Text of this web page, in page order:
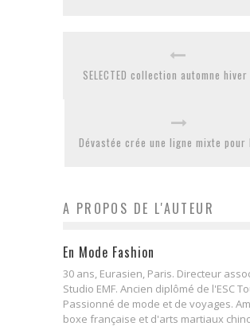
SELECTED collection automne hiver
Dévastée crée une ligne mixte pour
A PROPOS DE L'AUTEUR
En Mode Fashion
30 ans, Eurasien, Paris. Directeur
Studio EMF. Ancien diplômé de l'ESC
Passionné de mode et de voyages.
boxe française et d'arts martiaux